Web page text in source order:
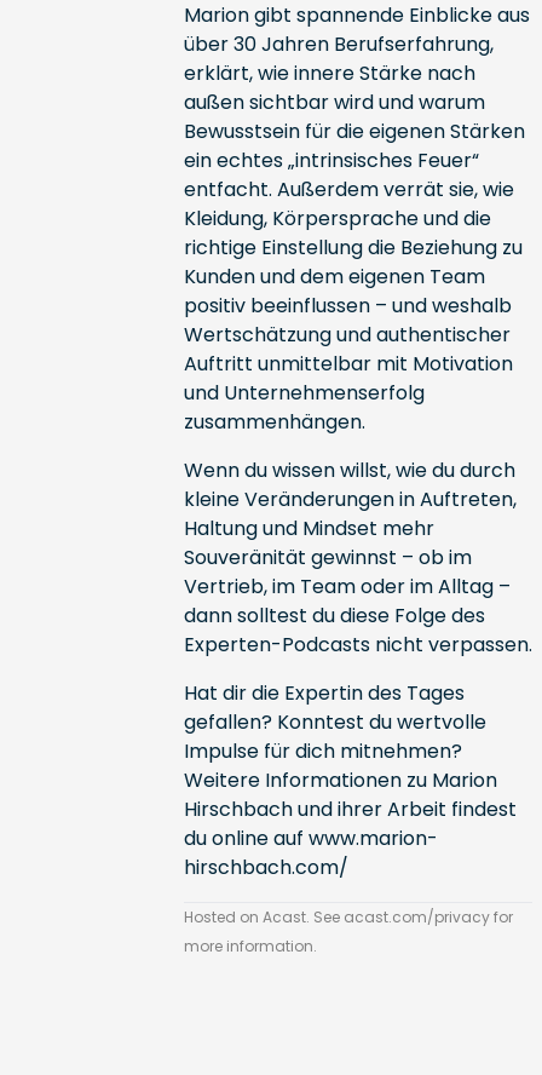
Marion gibt spannende Einblicke aus
über 30 Jahren Berufserfahrung,
erklärt, wie innere Stärke nach
außen sichtbar wird und warum
Bewusstsein für die eigenen Stärken
ein echtes „intrinsisches Feuer“
entfacht. Außerdem verrät sie, wie
Kleidung, Körpersprache und die
richtige Einstellung die Beziehung zu
Kunden und dem eigenen Team
positiv beeinflussen – und weshalb
Wertschätzung und authentischer
Auftritt unmittelbar mit Motivation
und Unternehmenserfolg
zusammenhängen.
Wenn du wissen willst, wie du durch
kleine Veränderungen in Auftreten,
Haltung und Mindset mehr
Souveränität gewinnst – ob im
Vertrieb, im Team oder im Alltag –
dann solltest du diese Folge des
Experten-Podcasts nicht verpassen.
Hat dir die Expertin des Tages
gefallen? Konntest du wertvolle
Impulse für dich mitnehmen?
Weitere Informationen zu Marion
Hirschbach und ihrer Arbeit findest
du online auf www.marion-
hirschbach.com/
Hosted on Acast. See acast.com/privacyfor
more information.